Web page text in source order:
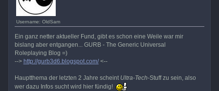
Username: OldSam
Ein ganz netter aktueller Fund, gibt es schon eine Weile war mir
bislang aber entgangen... GURB - The Generic Universal
Roleplaying Blog =)
--> http://gurb3d6.blogspot.com/<--
Hauptthema der letzten 2 Jahre scheint Ultra-Tech-Stuff zu sein, also
wer dazu Infos sucht wird hier fündig!